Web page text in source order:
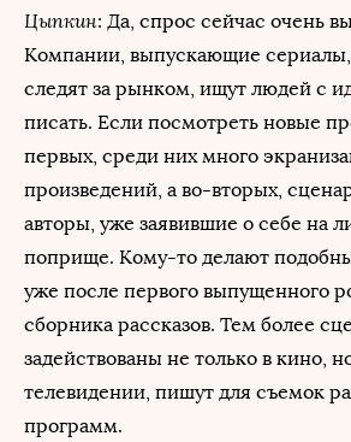
Цыпкин: Да, спрос сейчас очень
Компании, выпускающие
следят за рынком, ищут людей с
писать. Если посмотреть новые
первых, среди них много
произведений, а во-вторых,
авторы, уже заявившие о себе на
поприще. Кому-то делают
уже после первого выпущенного
сборника рассказов. Тем более
задействованы не только в кино,
телевидении, пишут для съемок
программ.